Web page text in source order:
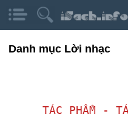
Danh mục Lời nhạc
TÁC PHẨM -